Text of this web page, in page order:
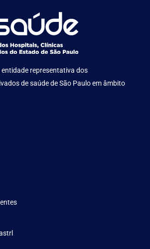
representativa dos
de saúde de São Paulo em âmbito